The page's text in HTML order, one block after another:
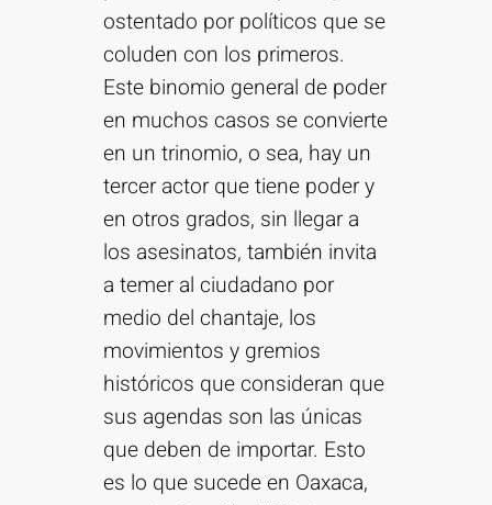
ostentado por políticos que se
coluden con los primeros.
Este binomio general de poder
en muchos casos se convierte
en un trinomio, o sea, hay un
tercer actor que tiene poder y
en otros grados, sin llegar a
los asesinatos, también invita
a temer al ciudadano por
medio del chantaje, los
movimientos y gremios
históricos que consideran que
sus agendas son las únicas
que deben de importar. Esto
es lo que sucede en Oaxaca,